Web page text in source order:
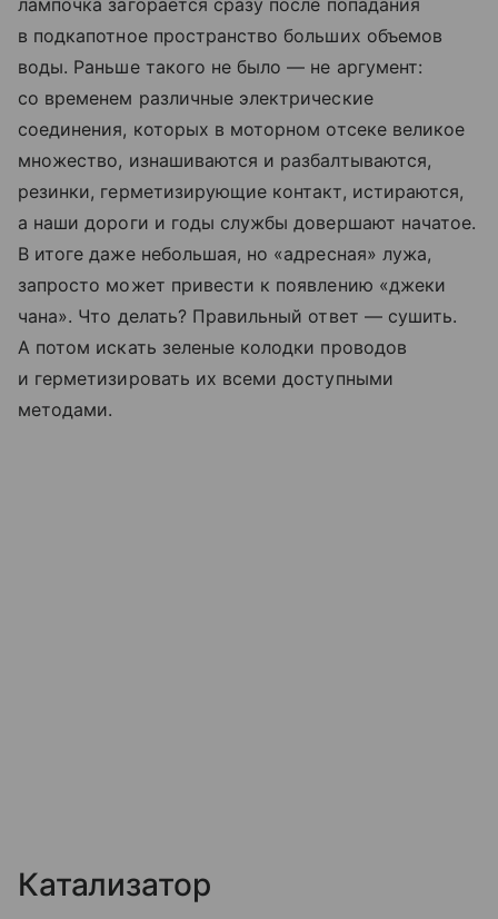
в подкапотное пространство больших объемов
воды. Раньше такого не было — не аргумент:
со временем различные электрические
соединения, которых в моторном отсеке великое
множество, изнашиваются и разбалтываются,
резинки, герметизирующие контакт, истираются,
а наши дороги и годы службы довершают начатое.
В итоге даже небольшая, но «адресная» лужа,
запросто может привести к появлению «джеки
чана». Что делать? Правильный ответ — сушить.
А потом искать зеленые колодки проводов
и герметизировать их всеми доступными
методами.
Катализатор